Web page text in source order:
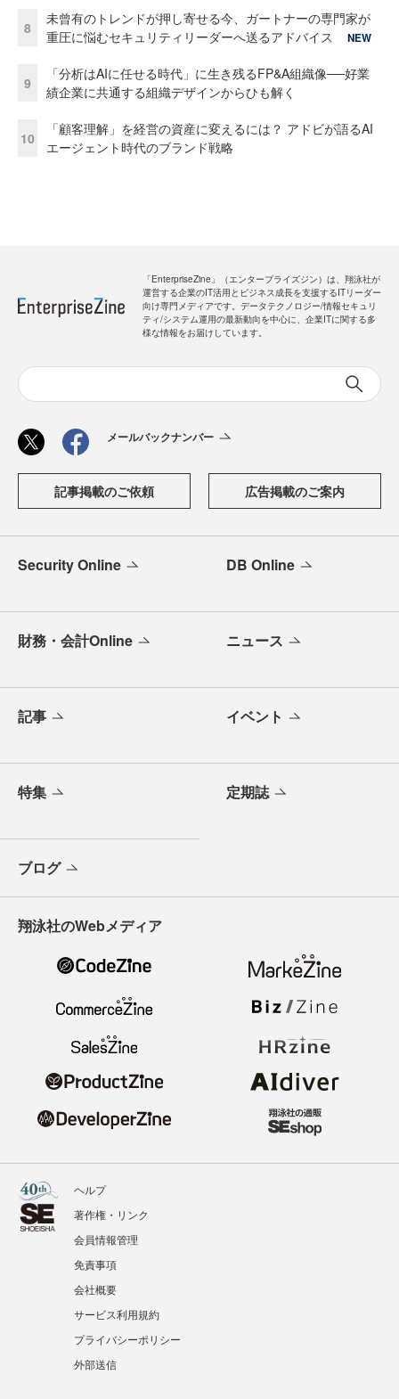
8
未曾有のトレンドが押し寄せる今、ガートナーの専門家が
重圧に悩むセキュリティリーダーへ送るアドバイス
NEW
9
「分析はAIに任せる時代」に生き残るFP&A組織像──好業
績企業に共通する組織デザインからひも解く
10
「顧客理解」を経営の資産に変えるには？ アドビが語るAI
エージェント時代のブランド戦略
「EnterpriseZine」（エンタープライズジン）は、翔泳社が
運営する企業のIT活用とビジネス成長を支援するITリーダー
向け専門メディアです。データテクノロジー/情報セキュリ
ティ/システム運用の最新動向を中心に、企業ITに関する多
様な情報をお届けしています。
メールバックナンバー
記事掲載のご依頼 広告掲載のご案内
Security Online DB Online
財務・会計Online ニュース
記事 イベント
特集 定期誌
ブログ
翔泳社のWebメディア
ヘルプ
著作権・リンク
会員情報管理
免責事項
会社概要
サービス利用規約
プライバシーポリシー
外部送信